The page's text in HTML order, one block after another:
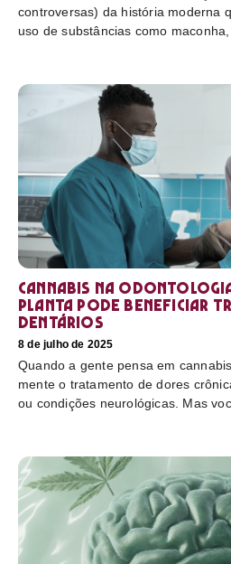
controversas) da história moderna
uso de substâncias como
Cannabis na
planta pode beneficiar
dentários
8 de julho de 2025
Quando a gente pensa em
mente o tratamento de dores
ou condições neurológicas. Mas